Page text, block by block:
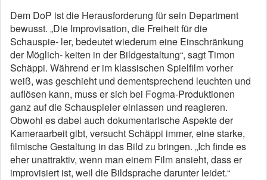
Dem DoP ist die Herausforderung für sein Department
bewusst. „Die Improvisation, die Freiheit für die
Schauspie- ler, bedeutet wiederum eine Einschränkung
der Möglich- keiten in der Bildgestaltung“, sagt Timon
Schäppi. Während er im klassischen Spielfilm vorher
weiß, was geschieht und dementsprechend leuchten und
auflösen kann, muss er sich bei Fogma-Produktionen
ganz auf die Schauspieler einlassen und reagieren.
Obwohl es dabei auch dokumentarische Aspekte der
Kameraarbeit gibt, versucht Schäppi immer, eine starke,
filmische Gestaltung in das Bild zu bringen. „Ich finde es
eher unattraktiv, wenn man einem Film ansieht, dass er
improvisiert ist, weil die Bildsprache darunter leidet.“